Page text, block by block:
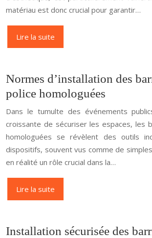
matériau est donc crucial pour garantir…
Lire la suite
Normes d’installation des
police homologuées
Dans le tumulte des événements
croissante de sécuriser les espaces, les
homologuées se révèlent des outils
dispositifs, souvent vus comme de
en réalité un rôle crucial dans la…
Lire la suite
Installation sécurisée des